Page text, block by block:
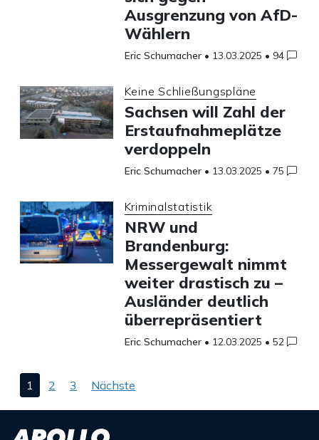
Ausgrenzung von AfD-
Wählern
Eric Schumacher • 13.03.2025 • 94
Keine Schließungspläne
Sachsen will Zahl der
Erstaufnahmeplätze
verdoppeln
Eric Schumacher • 13.03.2025 • 75
Kriminalstatistik
NRW und
Brandenburg:
Messergewalt nimmt
weiter drastisch zu –
Ausländer deutlich
überrepräsentiert
Eric Schumacher • 12.03.2025 • 52
Seitennummerierung
der
Beiträge
1 2 3 Nächste